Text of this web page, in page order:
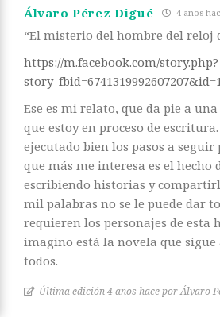
Álvaro Pérez Digué 4 años
“El misterio del hombre del reloj
https://m.facebook.com/story.php?
Ese es mi relato, que da pie a
que estoy en proceso de
ejecutado bien los pasos a
que más me interesa es el hecho
escribiendo historias y
mil palabras no se le puede dar
requieren los personajes de esta
imagino está la novela que sigue
todos.
Última edición 4 años hace por Álvaro